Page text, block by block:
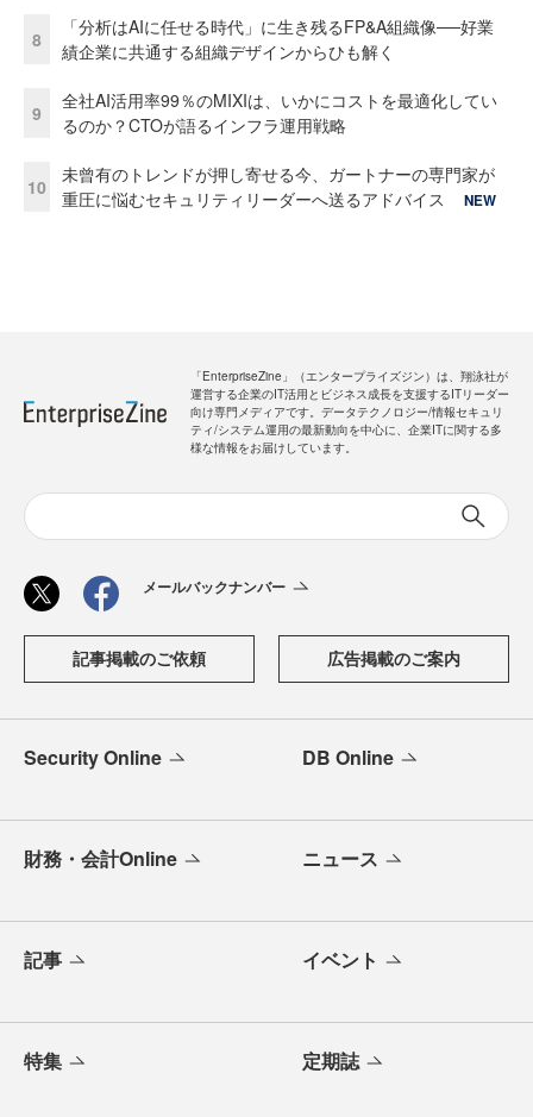
8
「分析はAIに任せる時代」に生き残るFP&A組織像──好業
績企業に共通する組織デザインからひも解く
9
全社AI活用率99％のMIXIは、いかにコストを最適化してい
るのか？CTOが語るインフラ運用戦略
10
未曾有のトレンドが押し寄せる今、ガートナーの専門家が
重圧に悩むセキュリティリーダーへ送るアドバイス
NEW
「EnterpriseZine」（エンタープライズジン）は、翔泳社が
運営する企業のIT活用とビジネス成長を支援するITリーダー
向け専門メディアです。データテクノロジー/情報セキュリ
ティ/システム運用の最新動向を中心に、企業ITに関する多
様な情報をお届けしています。
メールバックナンバー
記事掲載のご依頼 広告掲載のご案内
Security Online DB Online
財務・会計Online ニュース
記事 イベント
特集 定期誌